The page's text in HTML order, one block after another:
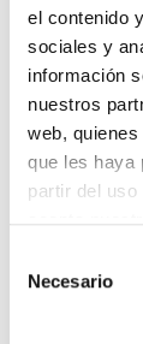
el contenido
sociales y
información
nuestros
web,
que les haya
partir del
Necesario